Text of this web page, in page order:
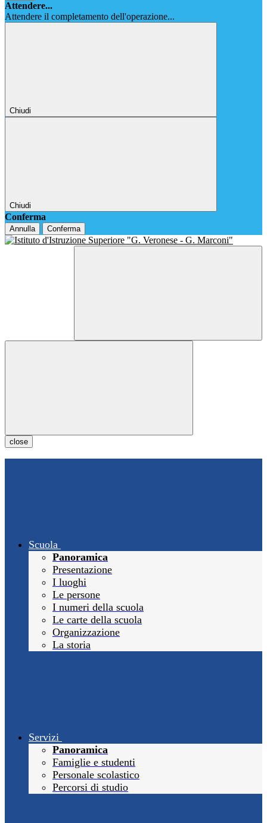
Attendere...
Attendere il completamento dell'operazione...
Chiudi
Chiudi
Conferma
Annulla Conferma
close
Scuola
Panoramica
Presentazione
I luoghi
Le persone
I numeri della scuola
Le carte della scuola
Organizzazione
La storia
Servizi
Panoramica
Famiglie e studenti
Personale scolastico
Percorsi di studio